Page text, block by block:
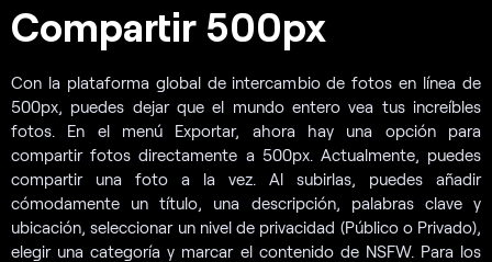
Compartir 500px
Con la plataforma global de intercambio de fotos en línea de
500px, puedes dejar que el mundo entero vea tus increíbles
fotos. En el menú Exportar, ahora hay una opción para
compartir fotos directamente a 500px. Actualmente, puedes
compartir una foto a la vez. Al subirlas, puedes añadir
cómodamente un título, una descripción, palabras clave y
ubicación, seleccionar un nivel de privacidad (Público o Privado),
elegir una categoría y marcar el contenido de NSFW. Para los